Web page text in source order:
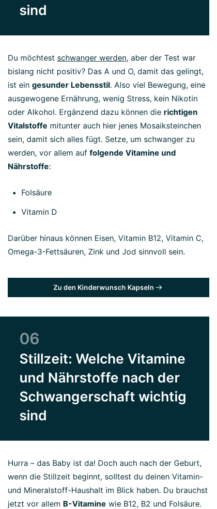
sind
Du möchtest schwanger werden, aber der Test war
bislang nicht positiv? Das A und O, damit das gelingt,
ist ein gesunder Lebensstil. Also viel Bewegung, eine
ausgewogene Ernährung, wenig Stress, kein Nikotin
oder Alkohol. Ergänzend dazu können die richtigen
Vitalstoffe mitunter auch hier jenes Mosaiksteinchen
sein, damit sich alles fügt. Setze, um schwanger zu
werden, vor allem auf folgende Vitamine und
Nährstoffe:
Folsäure
Vitamin D
Darüber hinaus können Eisen, Vitamin B12, Vitamin C,
Omega-3-Fettsäuren, Zink und Jod sinnvoll sein.
Zu den Kinderwunsch Kapseln
06
Stillzeit: Welche Vitamine
und Nährstoffe nach der
Schwangerschaft wichtig
sind
Hurra – das Baby ist da! Doch auch nach der Geburt,
wenn die Stillzeit beginnt, solltest du deinen Vitamin-
und Mineralstoff-Haushalt im Blick haben. Du brauchst
jetzt vor allem B-Vitamine wie B12, B2 und Folsäure.